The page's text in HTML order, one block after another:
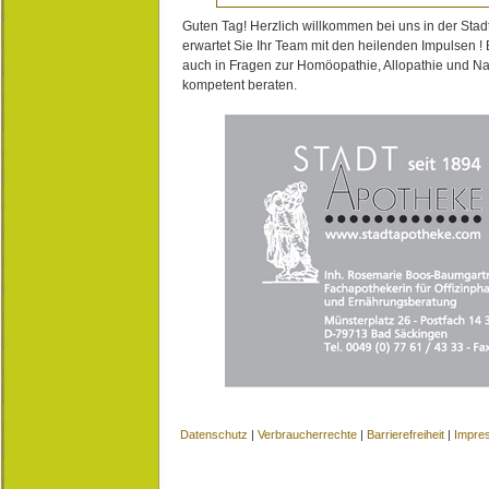
Guten Tag! Herzlich willkommen bei uns in der
erwartet Sie Ihr Team mit den heilenden Impulsen !
auch in Fragen zur Homöopathie, Allopathie und
kompetent beraten.
Datenschutz | Verbraucherrechte | Barrierefreiheit |